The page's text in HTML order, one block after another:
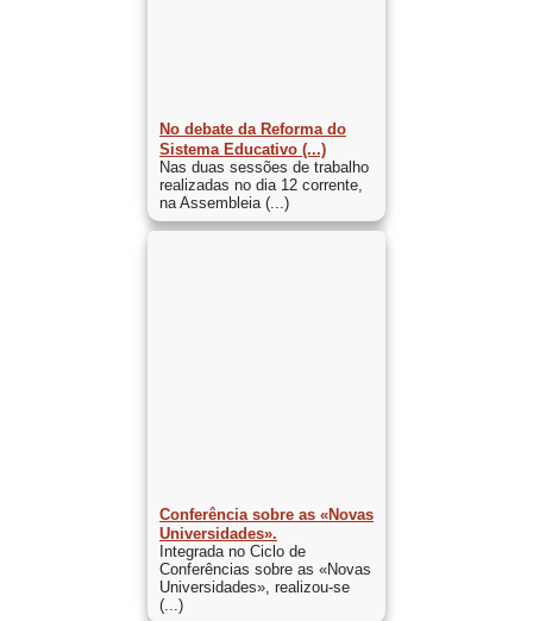
No debate da Reforma do
Sistema Educativo (...)
Nas duas sessões de trabalho
realizadas no dia 12 corrente,
na Assembleia (...)
Conferência sobre as «Novas
Universidades».
Integrada no Ciclo de
Conferências sobre as «Novas
Universidades», realizou-se
(...)